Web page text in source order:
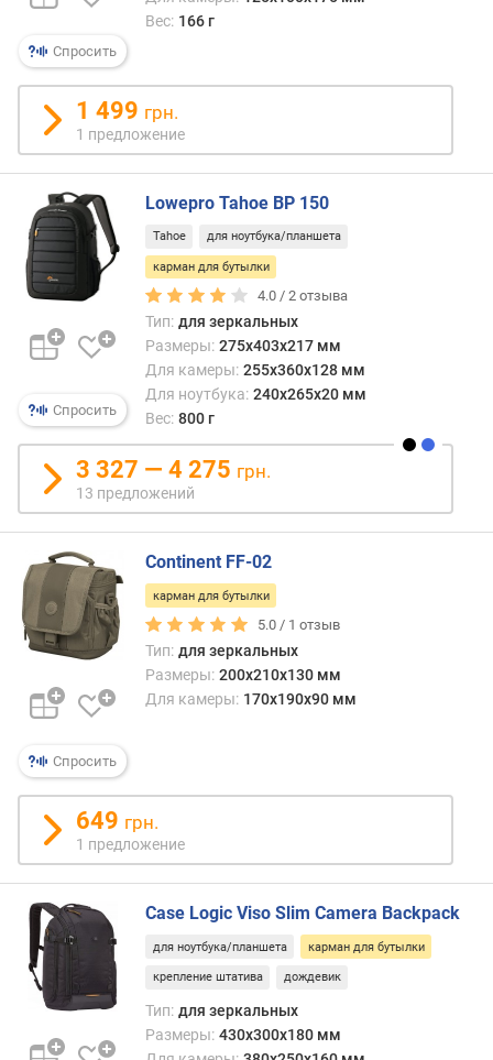
о
а
е
и
я
п
о
к
л
и
е
с
т
в
у
п
р
е
л
о
ж
н
и
в
е
с
(
г
)
и
Спросить
Вес: 166 г
1 499 грн.
1 предложение
Спросить
Lowepro Tahoe BP 150
Tahoe для ноутбука/планшета
карман для бутылки
4.0 /2 отзыва
Тип: для зеркальных
Размеры: 275x403x217 мм
Для камеры: 255x360x128 мм
Для ноутбука: 240x265x20 мм
Вес: 800 г
3 327 — 4 275 грн.
13 предложений
Спросить
Continent FF-02
карман для бутылки
5.0 / 1 отзыв
Тип: для зеркальных
Размеры: 200x210x130 мм
Для камеры: 170x190x90 мм
649 грн.
1 предложение
Case Logic Viso Slim Camera Backpack
для ноутбука/планшета карман для бутылки
крепление штатива дождевик
Тип: для зеркальных
Размеры: 430x300x180 мм